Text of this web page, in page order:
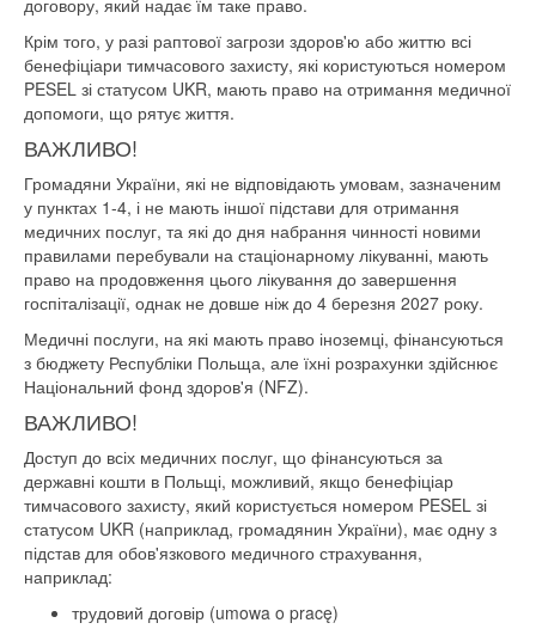
договору, який надає їм таке право.
Крім того, у разі раптової загрози здоров'ю або життю всі
бенефіціари тимчасового захисту, які користуються номером
PESEL зі статусом UKR, мають право на отримання медичної
допомоги, що рятує життя.
ВАЖЛИВО!
Громадяни України, які не відповідають умовам, зазначеним
у пунктах 1-4, і не мають іншої підстави для отримання
медичних послуг, та які до дня набрання чинності новими
правилами перебували на стаціонарному лікуванні, мають
право на продовження цього лікування до завершення
госпіталізації, однак не довше ніж до 4 березня 2027 року.
Медичні послуги, на які мають право іноземці, фінансуються
з бюджету Республіки Польща, але їхні розрахунки здійснює
Національний фонд здоров'я (NFZ).
ВАЖЛИВО!
Доступ до всіх медичних послуг, що фінансуються за
державні кошти в Польщі, можливий, якщо бенефіціар
тимчасового захисту, який користується номером PESEL зі
статусом UKR (наприклад, громадянин України), має одну з
підстав для обов'язкового медичного страхування,
наприклад:
трудовий договір (umowa o pracę)